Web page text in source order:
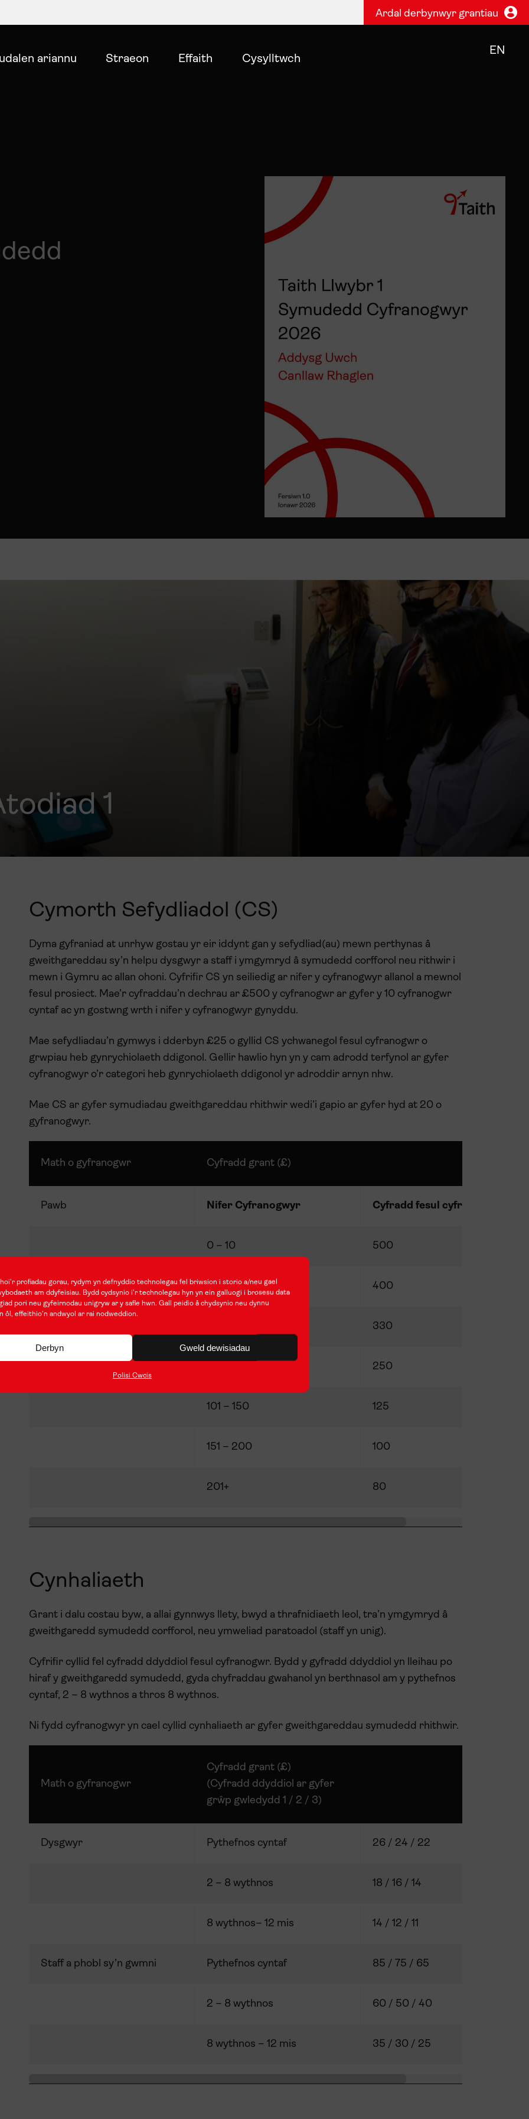
profiadau gorau, rydym yn defnyddio technolegau fel briwsion i storio a/neu gael
am ddyfeisiau. Bydd cydsynio i'r technolegau hyn yn ein galluogi i brosesu data
pori neu gyfeirnodau unigryw ar y safle hwn. Gall peidio â chydsynio neu dynnu
ôl, effeithio'n andwyol ar rai nodweddion.
Derbyn Gweld dewisiadau
Polisi Cwcis
Ardal derbynwyr grantiau
ariannu Straeon Effaith Cysylltwch
EN
1
Cymorth Sefydliadol (CS)
Dyma gyfraniad at unrhyw gostau yr eir iddynt gan y sefydliad(au) mewn perthynas â
gweithgareddau sy’n helpu dysgwyr a staff i ymgymryd â symudedd corfforol neu rithwir i
mewn i Gymru ac allan ohoni. Cyfrifir CS yn seiliedig ar nifer y cyfranogwyr allanol a mewnol
fesul prosiect. Mae’r cyfraddau’n dechrau ar £500 y cyfranogwr ar gyfer y 10 cyfranogwr
cyntaf ac yn gostwng wrth i nifer y cyfranogwyr gynyddu.
Mae sefydliadau’n gymwys i dderbyn £25 o gyllid CS ychwanegol fesul cyfranogwr o
grwpiau heb gynrychiolaeth ddigonol. Gellir hawlio hyn yn y cam adrodd terfynol ar gyfer
cyfranogwyr o’r categori heb gynrychiolaeth ddigonol yr adroddir arnyn nhw.
Mae CS ar gyfer symudiadau gweithgareddau rhithwir wedi’i gapio ar gyfer hyd at 20 o
gyfranogwyr.
Math o gyfranogwr Cyfradd grant (£)
Pawb Nifer Cyfranogwyr Cyfradd fesul cyfranogwr
0 – 10 500
11 – 30 400
330
250
101 – 150 125
151 – 200 100
201+ 80
Cynhaliaeth
Grant i dalu costau byw, a allai gynnwys llety, bwyd a thrafnidiaeth leol, tra’n ymgymryd â
gweithgaredd symudedd corfforol, neu ymweliad paratoadol (staff yn unig).
Cyfrifir cyllid fel cyfradd ddyddiol fesul cyfranogwr. Bydd y gyfradd ddyddiol yn lleihau po
hiraf y gweithgaredd symudedd, gyda chyfraddau gwahanol yn berthnasol am y pythefnos
cyntaf, 2 – 8 wythnos a thros 8 wythnos.
Ni fydd cyfranogwyr yn cael cyllid cynhaliaeth ar gyfer gweithgareddau symudedd rhithwir.
Math o gyfranogwr
Cyfradd grant (£)
(Cyfradd ddyddiol ar gyfer
grŵp gwledydd 1 / 2 / 3)
Dysgwyr Pythefnos cyntaf 26 / 24 / 22
2 – 8 wythnos 18 / 16 / 14
8 wythnos– 12 mis 14 / 12 / 11
Staff a phobl sy’n gwmni Pythefnos cyntaf 85 / 75 / 65
2 – 8 wythnos 60 / 50 / 40
8 wythnos – 12 mis 35 / 30 / 25